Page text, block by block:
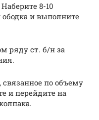
8-10
и выполните
ряду ст. б/н за
по объему
и перейдите на